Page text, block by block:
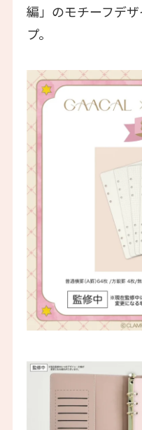
編」のモチーフデ
プ。